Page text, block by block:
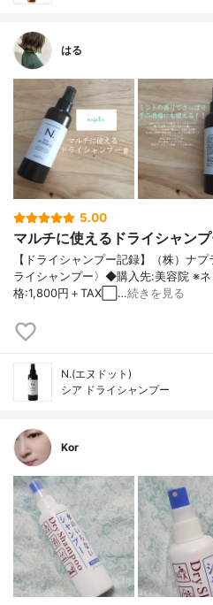
はる
5.00
マルチに使えるドライシャン
【ドライシャンプー記録】（株）ナ
ライシャンプー〉◆購入先:美容院 ※
格:1,800円＋TAX⬜️…続きを見る
N.(エヌドット)
シア ドライシャンプー
Kor